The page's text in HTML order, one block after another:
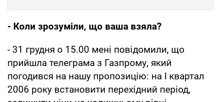
- Коли зрозуміли, що ваша взяла?
- 31 грудня о 15.00 мені повідомили, що
прийшла телеграма з Газпрому, який
погодився на нашу пропозицію: на I квартал
2006 року встановити перехідний період,